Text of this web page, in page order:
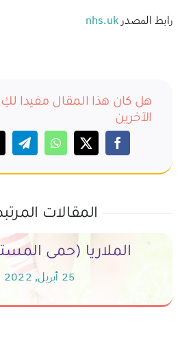
رابط المصدر nhs.uk
هل كان هذا المقال مفيدا
الآخرين
المقالات
الملاريا (حمى
25 أبريل, 2022